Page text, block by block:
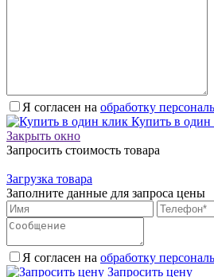
Я согласен на обработку
Купить в один
Закрыть окно
Запросить стоимость товара
Загрузка товара
Заполните данные для запроса цены
Я согласен на обработку
Запросить цену